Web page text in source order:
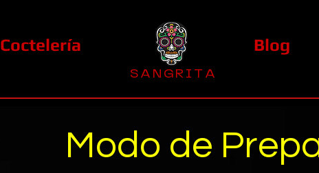
Coctelería Blog
S A N G R I T A
Modo de